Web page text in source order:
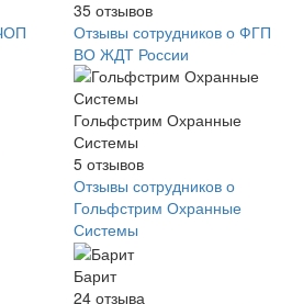
35 отзывов
Отзывы сотрудников о ФГП
ВО ЖДТ России
Гольфстрим Охранные
Системы
5 отзывов
Отзывы сотрудников о
Гольфстрим Охранные
Системы
Барит
24 отзыва